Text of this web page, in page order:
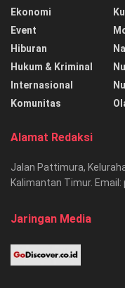
Ekonomi
Event
Hiburan
Hukum & Kriminal
Internasional
Komunitas
Alamat Redaksi
Jalan Pattimura,
Kalimantan Timur.
Jaringan Media